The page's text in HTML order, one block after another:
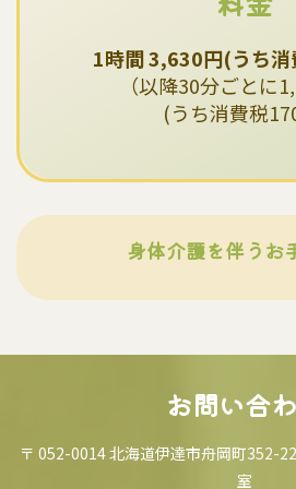
1時間 3,630円(うち
（以降30分ごとに
(うち消費税
身体介護を伴うお
お問い合
〒 052-0014 北海道伊達市舟岡町352-
室